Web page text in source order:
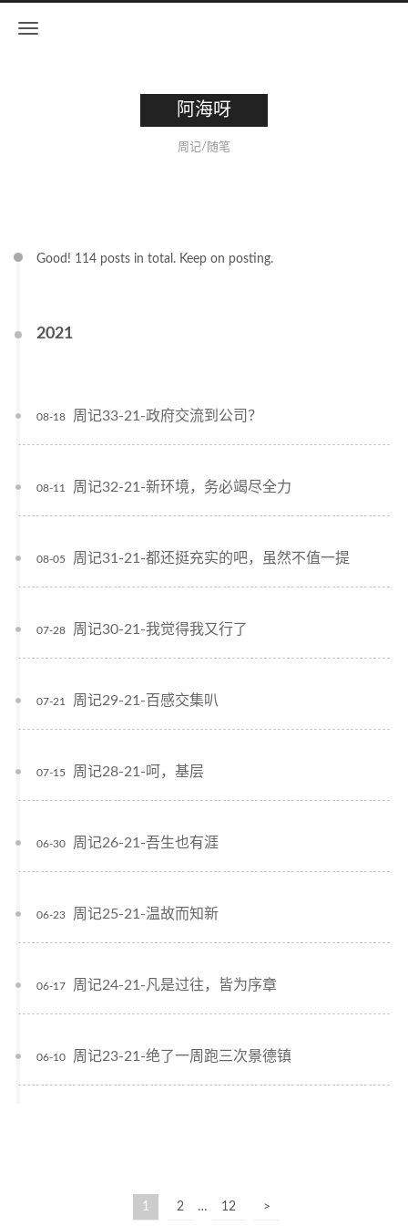
阿海呀
周记/随笔
Good! 114 posts in total. Keep on posting.
2021
周记33-21-政府交流到公司？
08-18
周记32-21-新环境，务必竭尽全力
08-11
周记31-21-都还挺充实的吧，虽然不值一提
08-05
周记30-21-我觉得我又行了
07-28
周记29-21-百感交集叭
07-21
周记28-21-呵，基层
07-15
周记26-21-吾生也有涯
06-30
周记25-21-温故而知新
06-23
周记24-21-凡是过往，皆为序章
06-17
周记23-21-绝了一周跑三次景德镇
06-10
1 2 … 12 >